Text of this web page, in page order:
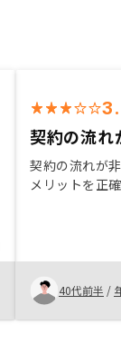
契約の流れ
契約の流れが
メリットを正
40代前半 /